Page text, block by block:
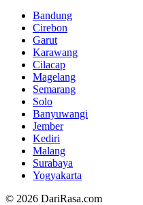
Bandung
Cirebon
Garut
Karawang
Cilacap
Magelang
Semarang
Solo
Banyuwangi
Jember
Kediri
Malang
Surabaya
Yogyakarta
© 2026 DariRasa.com